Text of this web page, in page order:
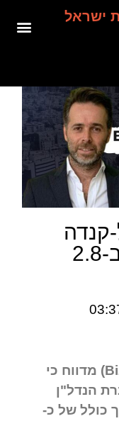
ישראל
קנדה
מכרה דירות ומשרדים ב-2.8
אתר הכלכלה ביזפורטל (BizPortal) מדווח כי
הנדל"ן
כולל של כ-